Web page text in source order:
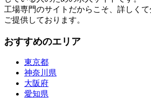
工場専門のサイトだからこそ、詳しく
ご提供しております。
おすすめのエリア
東京都
神奈川県
大阪府
愛知県